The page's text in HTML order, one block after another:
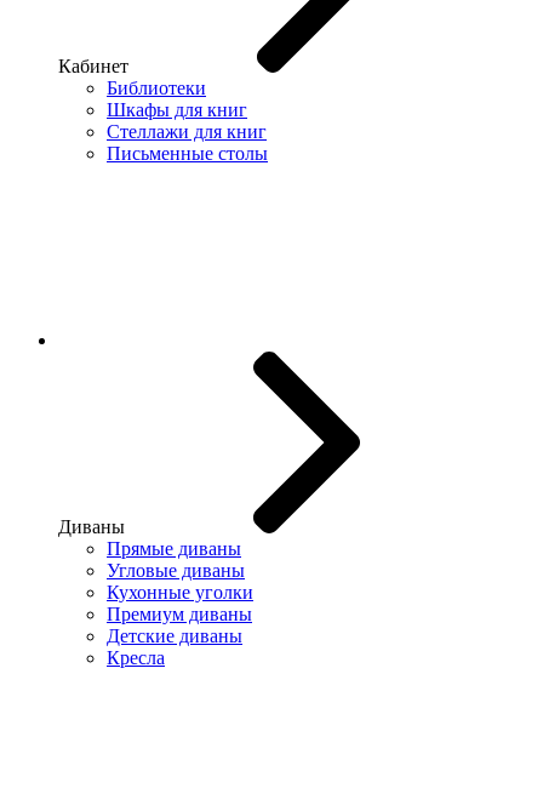
Кабинет
Библиотеки
Шкафы для книг
Стеллажи для книг
Письменные столы
Диваны
Прямые диваны
Угловые диваны
Кухонные уголки
Премиум диваны
Детские диваны
Кресла